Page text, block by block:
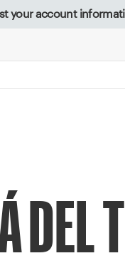
your account
DEL